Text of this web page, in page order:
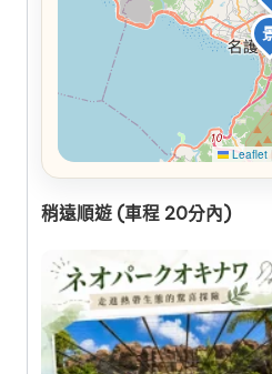
Leaflet
稍遠順遊 (車程 20分內)